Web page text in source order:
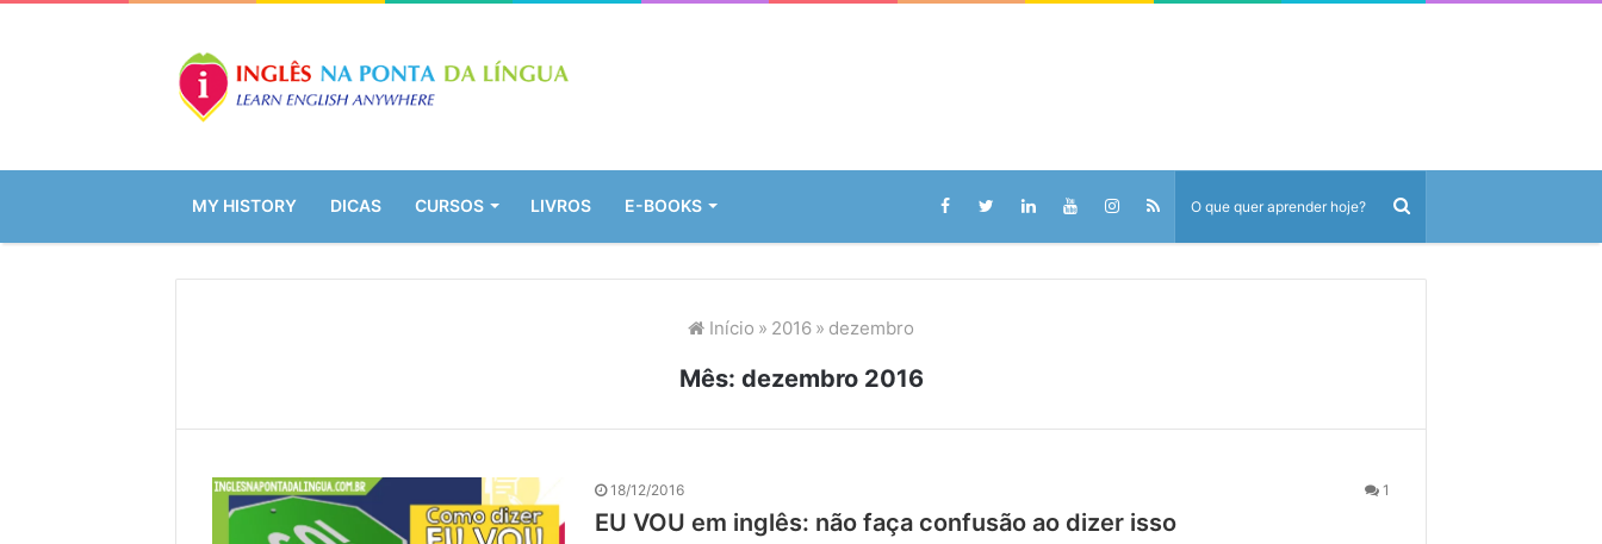
MY HISTORY DICAS CURSOS LIVROS E-BOOKS
Início » 2016 » dezembro
Mês: dezembro 2016
18/12/2016 1
EU VOU em inglês: não faça confusão ao dizer isso